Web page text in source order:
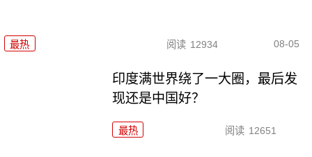
最热 阅读 12934 08-05
印度满世界绕了一大圈，最后发
现还是中国好？
最热 阅读 12651